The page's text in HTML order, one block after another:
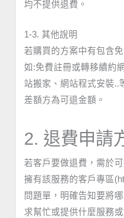
均不提供退費。
1-3. 其他說明
若購買的方案中有包含
如:免費註冊或轉移續約
站搬家、網站程式安裝..
差額方為可退金額。
2. 退費申請
若客戶要做退費，需於
擁有該服務的客戶專區
問題單，明確告知要將
求幫忙或提供什麼服務